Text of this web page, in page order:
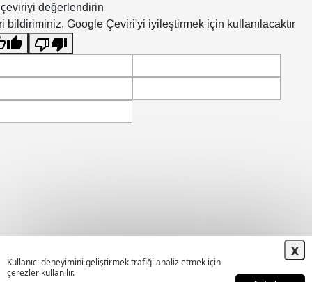
Kullanıcı deneyimini geliştirmek trafiği analiz etmek için
çerezler kullanılır.
x
değerlendirin
bildiriminiz, Google Çeviri'yi iyileştirmek için kullanılacaktır